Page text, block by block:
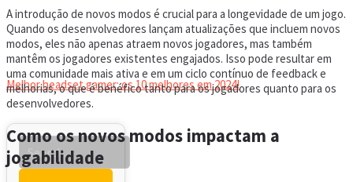
HEADSET
Melhor headset gamer: os 10 melhores em 2024!
A introdução de novos modos é crucial para a longevidade de um jogo.
Quando os desenvolvedores lançam atualizações que incluem novos
modos, eles não apenas atraem novos jogadores, mas também
mantêm os jogadores existentes engajados. Isso pode resultar em
uma comunidade mais ativa e em um ciclo contínuo de feedback e
melhorias, o que é benéfico tanto para os jogadores quanto para os
desenvolvedores.
Como os novos modos impactam a
jogabilidade